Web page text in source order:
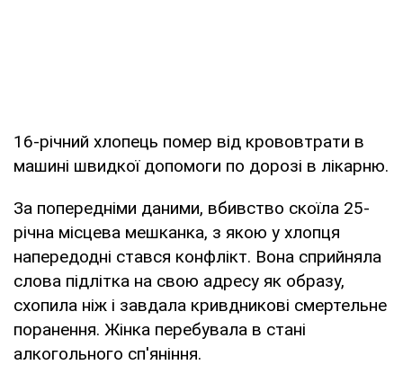
16-річний хлопець помер від крововтрати в
машині швидкої допомоги по дорозі в лікарню.
За попередніми даними, вбивство скоїла 25-
річна місцева мешканка, з якою у хлопця
напередодні стався конфлікт. Вона сприйняла
слова підлітка на свою адресу як образу,
схопила ніж і завдала кривдникові смертельне
поранення. Жінка перебувала в стані
алкогольного сп'яніння.